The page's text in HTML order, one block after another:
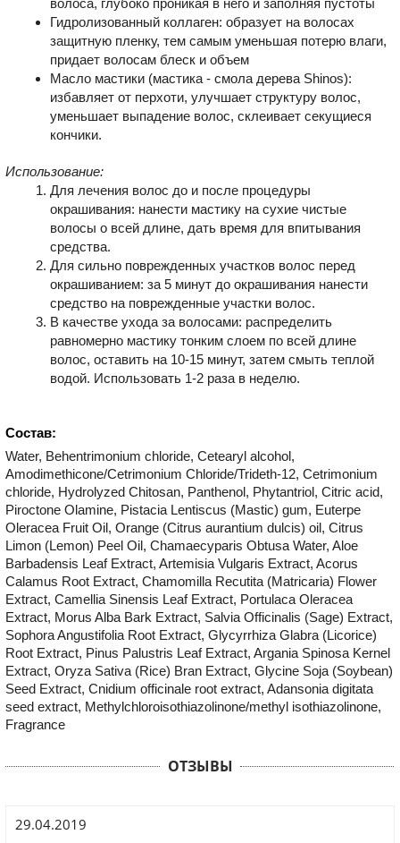
волоса, глубоко проникая в него и заполняя пустоты
Гидролизованный коллаген: образует на волосах
защитную пленку, тем самым уменьшая потерю влаги,
придает волосам блеск и объем
Масло мастики (мастика - смола дерева Shinos):
избавляет от перхоти, улучшает структуру волос,
уменьшает выпадение волос, склеивает секущиеся
кончики.
Использование:
Для лечения волос до и после процедуры
окрашивания: нанести мастику на сухие чистые
волосы о всей длине, дать время для впитывания
средства.
Для сильно поврежденных участков волос перед
окрашиванием: за 5 минут до окрашивания нанести
средство на поврежденные участки волос.
В качестве ухода за волосами: распределить
равномерно мастику тонким слоем по всей длине
волос, оставить на 10-15 минут, затем смыть теплой
водой. Использовать 1-2 раза в неделю.
Состав:
Water, Behentrimonium chloride, Cetearyl alcohol,
Amodimethicone/Cetrimonium Chloride/Trideth-12, Cetrimonium
chloride, Hydrolyzed Chitosan, Panthenol, Phytantriol, Citric acid,
Piroctone Olamine, Pistacia Lentiscus (Mastic) gum, Euterpe
Oleracea Fruit Oil, Orange (Citrus aurantium dulcis) oil, Citrus
Limon (Lemon) Peel Oil, Chamaecyparis Obtusa Water, Aloe
Barbadensis Leaf Extract, Artemisia Vulgaris Extract, Acorus
Calamus Root Extract, Chamomilla Recutita (Matricaria) Flower
Extract, Camellia Sinensis Leaf Extract, Portulaca Oleracea
Extract, Morus Alba Bark Extract, Salvia Officinalis (Sage) Extract,
Sophora Angustifolia Root Extract, Glycyrrhiza Glabra (Licorice)
Root Extract, Pinus Palustris Leaf Extract, Argania Spinosa Kernel
Extract, Oryza Sativa (Rice) Bran Extract, Glycine Soja (Soybean)
Seed Extract, Cnidium officinale root extract, Adansonia digitata
seed extract, Methylchloroisothiazolinone/methyl isothiazolinone,
Fragrance
ОТЗЫВЫ
29.04.2019